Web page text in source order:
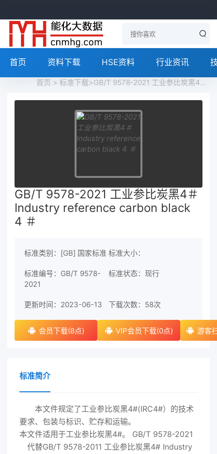
首页 资料下载 HSE资料 行业资讯
首页 > 标准下载>GB/T 9578-2021 工业参比炭黑4＃ Industry reference carbon black 4 ＃免费下载
GB/T 9578-2021 工业参比炭黑4＃
Industry reference carbon black
4 ＃
标准类别：[GB] 国家标准 标准大小：
标准编号：GB/T 9578-
2021
标准状态：现行
更新时间：2023-06-13 下载次数： 58次
会员下载(8点) VIP会员下载(0点) 游客
标准简介
本文件规定了工业参比炭黑4#(IRC4#）的技术
要求、包装与标识、贮存和运输。
本文件适用于工业参比炭黑4#。 GB/T 9578-2021
代替GB/T 9578-2011 工业参比炭黑4# Industry